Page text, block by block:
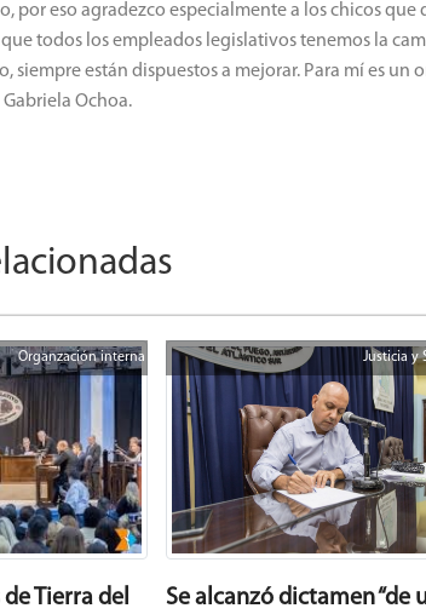
por eso agradezco especialmente a los chicos
que todos los empleados legislativos tenemos la
siempre están dispuestos a mejorar. Para mí es
Ochoa.
Organzación interna
Tierra del
Justicia y
Se alcanzó dictamen “de